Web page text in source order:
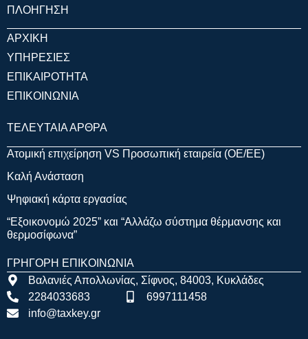
ΠΛΟΗΓΗΣΗ
ΑΡΧΙΚΗ
ΥΠΗΡΕΣΙΕΣ
ΕΠΙΚΑΙΡΟΤΗΤΑ
ΕΠΙΚΟΙΝΩΝΙΑ
ΤΕΛΕΥΤΑΙΑ ΑΡΘΡΑ
Ατομική επιχείρηση VS Προσωπική εταιρεία (OE/EE)
Καλή Ανάσταση
Ψηφιακή κάρτα εργασίας
“Εξοικονομώ 2025” και “Αλλάζω σύστημα θέρμανσης και
θερμοσίφωνα”
ΓΡΗΓΟΡΗ ΕΠΙΚΟΙΝΩΝΙΑ
Βαλανιές Απολλωνίας, Σίφνος, 84003, Κυκλάδες
2284033683
6997111458
info@taxkey.gr